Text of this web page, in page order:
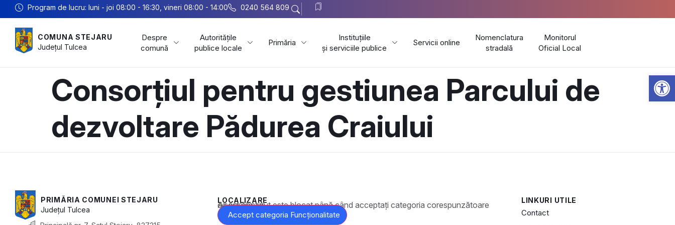
Program de lucru: luni - joi 08:00 - 16:30, vineri 08:00 - 14:00 0240 564 809
COMUNA STEJARU
Județul Tulcea
Despre
comună
Autoritățile
publice locale
Primăria
Instituțiile
și serviciile publice
Servicii online
Nomenclatura
stradală
Monitorul
Oficial Local
Consorțiul pentru gestiunea Parcului de
dezvoltare Pădurea Craiului
PRIMĂRIA COMUNEI STEJARU
Județul Tulcea
LOCALIZARE
Acest conținut este blocat până când acceptați categoria corespunzătoare de cookie-uri.
Accept categoria Funcționalitate
LINKURI UTILE
Contact